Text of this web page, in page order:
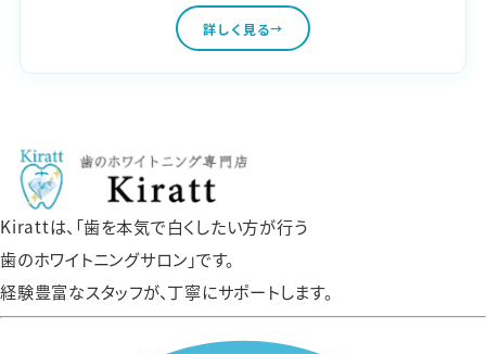
詳しく見る
Kirattは、「歯を本気で白くしたい方が行う
歯のホワイトニングサロン」です。
経験豊富なスタッフが、丁寧にサポートします。